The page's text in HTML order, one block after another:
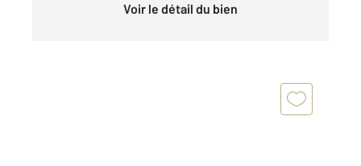
Voir le détail du bien